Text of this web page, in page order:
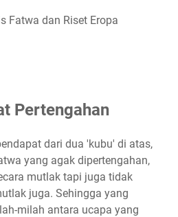
Fatwa dan Riset Eropa
Pertengahan
dari dua 'kubu' di atas,
yang agak dipertengahan,
mutlak tapi juga tidak
juga. Sehingga yang
milah antara ucapa yang